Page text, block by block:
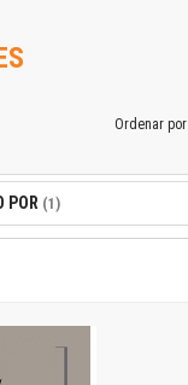
Ordenar por
POR